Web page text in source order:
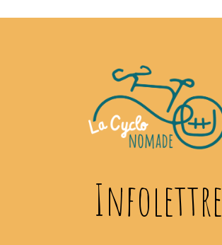
Infolettre